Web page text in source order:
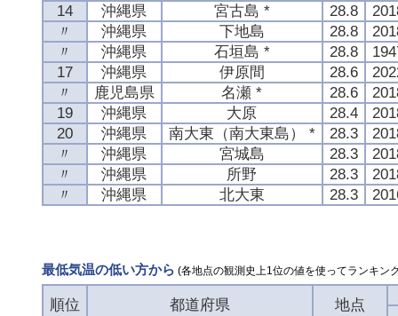
14
沖縄県 宮古島 * 28.8
〃
沖縄県 下地島 28.8
〃
沖縄県 石垣島 * 28.8
17
沖縄県 伊原間 28.6
〃
鹿児島県 名瀬 * 28.6
19
沖縄県 大原 28.4
20
沖縄県 南大東（南大東島） * 28.3
〃
沖縄県 宮城島 28.3
〃
沖縄県 所野 28.3
〃
沖縄県 北大東 28.3
最低気温の低い方から (各地点の観測史上1位の値を使ってランキン
順位 都道府県
地点